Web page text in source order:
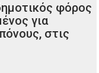
φόρος
για
στις